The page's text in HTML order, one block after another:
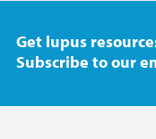
Get lupus
Subscribe to our